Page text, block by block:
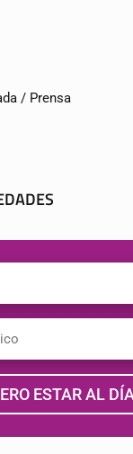
/ Prensa
ESTAR AL